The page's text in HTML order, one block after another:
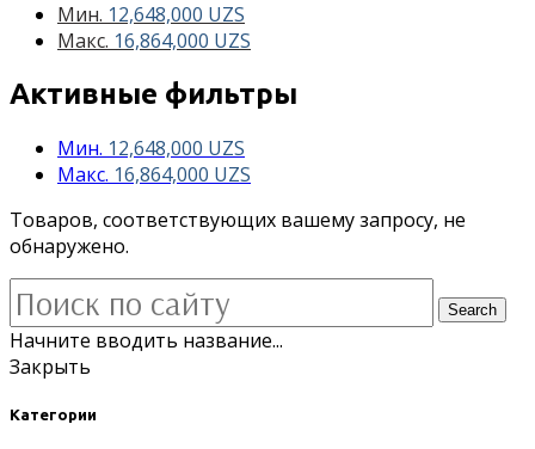
Мин. 12,648,000 UZS
Макс. 16,864,000 UZS
Активные фильтры
Мин. 12,648,000 UZS
Макс. 16,864,000 UZS
Товаров, соответствующих вашему запросу, не
обнаружено.
Search
Начните вводить название...
Закрыть
Категории